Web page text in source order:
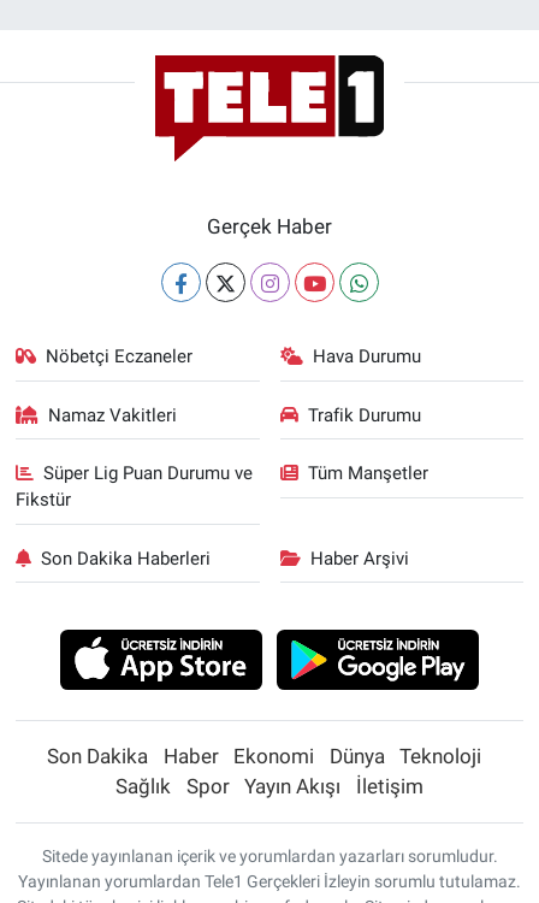
Gerçek Haber
Nöbetçi Eczaneler Hava Durumu
Namaz Vakitleri Trafik Durumu
Süper Lig Puan Durumu ve
Fikstür
Tüm Manşetler
Son Dakika Haberleri Haber Arşivi
Son Dakika Haber Ekonomi Dünya
Teknoloji
Sağlık
Spor Yayın Akışı İletişim
Sitede yayınlanan içerik ve yorumlardan yazarları sorumludur.
Yayınlanan yorumlardan Tele1 Gerçekleri İzleyin sorumlu tutulamaz.